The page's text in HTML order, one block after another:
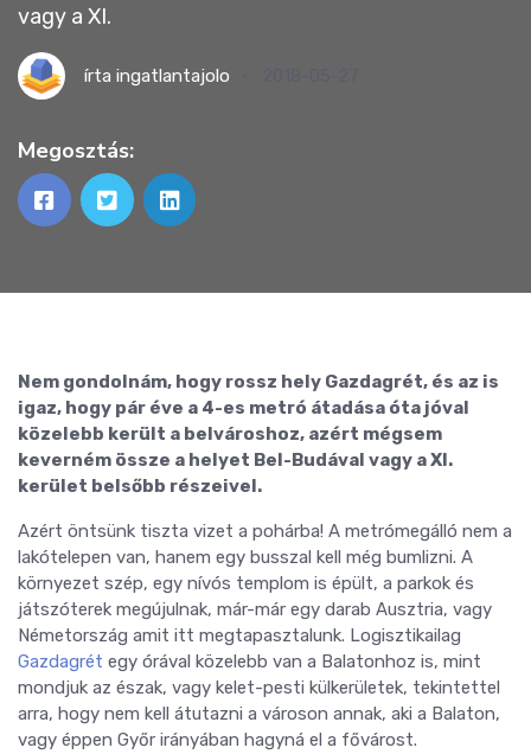
vagy a XI.
írta ingatlantajolo
Megosztás:
Nem gondolnám, hogy rossz hely Gazdagrét, és az is
igaz, hogy pár éve a 4-es metró átadása óta jóval
közelebb került a belvároshoz, azért mégsem
keverném össze a helyet Bel-Budával vagy a XI.
kerület belsőbb részeivel.
Azért öntsünk tiszta vizet a pohárba! A metrómegálló nem a
lakótelepen van, hanem egy busszal kell még bumlizni. A
környezet szép, egy nívós templom is épült, a parkok és
játszóterek megújulnak, már-már egy darab Ausztria, vagy
Németország amit itt megtapasztalunk. Logisztikailag
Gazdagrét egy órával közelebb van a Balatonhoz is, mint
mondjuk az észak, vagy kelet-pesti külkerületek, tekintettel
arra, hogy nem kell átutazni a városon annak, aki a Balaton,
vagy éppen Győr irányában hagyná el a fővárost.